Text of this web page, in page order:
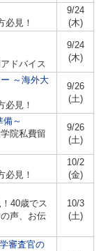
必見！
9/24
(木)
ドバイス
9/24
(木)
～海外大
必見！
9/26
(土)
備～
院私費留
9/26
(土)
必見！
10/2
(金)
40歳でス
声、お伝
10/3
(土)
審査官の